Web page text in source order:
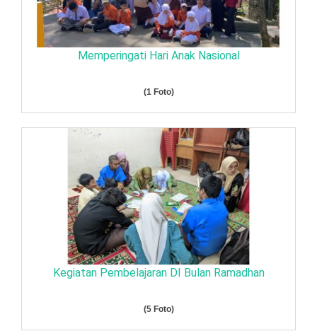
Memperingati Hari Anak Nasional
(1 Foto)
Kegiatan Pembelajaran DI Bulan Ramadhan
(5 Foto)